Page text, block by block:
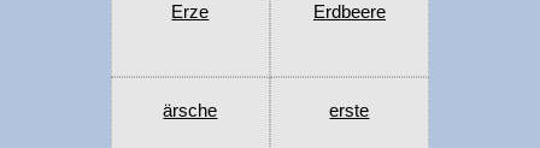
Erze Erdbeere
ärsche erste